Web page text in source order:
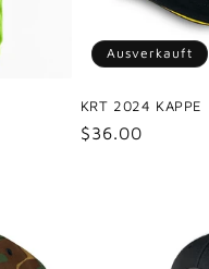
Ausverkauft
KRT 2024 KAPPE
Normaler
$36.00